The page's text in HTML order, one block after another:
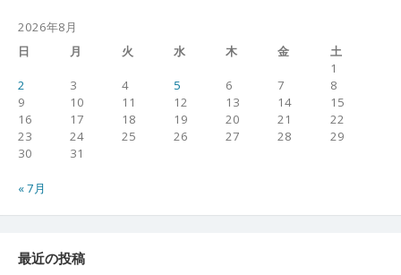
2026年8月
日
月 火 水 木 金
土
1
2
3 4 5 6 7
8
9
10 11 12 13 14
15
16
17 18 19 20 21
22
23
24 25 26 27 28
29
30
31
« 7月
最近の投稿